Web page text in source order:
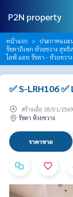
P2N property
หน้าแรก
ประกาศแนะ
รัชดาภิเษก ห้วยขวาง สุท
ไลฟ์ แอท รัชดา - ห้วยขวาง
✅ S-LRH106
สร้างเมื่อ 28/01/2569
รัชดา ห้วยขวาง
ราคาขาย